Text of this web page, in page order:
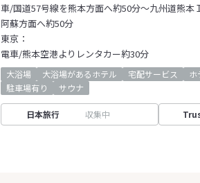
車/国道57号線を熊本方面へ約50分～九州道熊本
阿蘇方面へ約50分
東京：
電車/熊本空港よりレンタカー約30分
大浴場 大浴場があるホテル 宅配サービス
ホ
駐車場有り
サウナ
日本旅行 収集中